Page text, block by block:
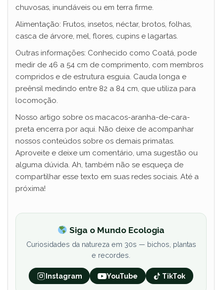
chuvosas, inundáveis ou em terra firme.
Alimentação: Frutos, insetos, néctar, brotos, folhas,
casca de árvore, mel, flores, cupins e lagartas.
Outras informações: Conhecido como Coatá, pode
medir de 46 a 54 cm de comprimento, com membros
compridos e de estrutura esguia. Cauda longa e
preênsil medindo entre 82 a 84 cm, que utiliza para
locomoção.
Nosso artigo sobre os macacos-aranha-de-cara-
preta encerra por aqui. Não deixe de acompanhar
nossos conteúdos sobre os demais primatas.
Aproveite e deixe um comentário, uma sugestão ou
alguma dúvida. Ah, também não se esqueça de
compartilhar esse texto em suas redes sociais. Até a
próxima!
Siga o Mundo Ecologia
Curiosidades da natureza em 30s — bichos, plantas
e recordes.
Instagram YouTube TikTok